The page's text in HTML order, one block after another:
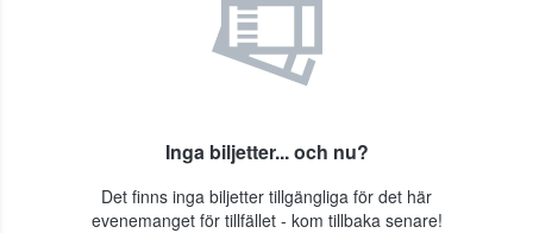
Inga biljetter... och nu?
Det finns inga biljetter tillgängliga för det här
evenemanget för tillfället - kom tillbaka senare!